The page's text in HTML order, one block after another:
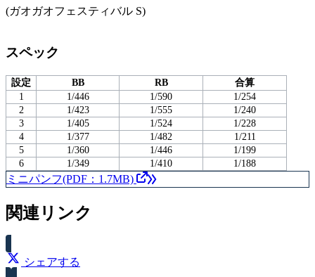
(ガオガオフェスティバル S)
スペック
設定 BB RB
合算
1
1/446 1/590
1/254
2
1/423 1/555
1/240
3
1/405 1/524
1/228
4
1/377 1/482
1/211
5
1/360 1/446
1/199
6
1/349 1/410 1/188
ミニパンフ(PDF：1.7MB)
関連リンク
シェアする